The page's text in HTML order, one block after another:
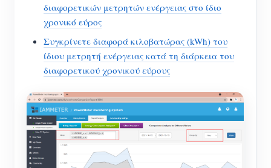
διαφορετικών μετρητών ενέργειας στο ίδιο
χρονικό εύρος
Συγκρίνετε διαφορά κιλοβατώρας (kWh) του
ίδιου μετρητή ενέργειας κατά τη διάρκεια του
διαφορετικού χρονικού εύρους